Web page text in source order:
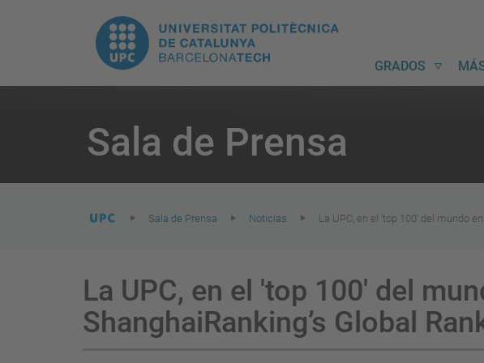
UPC.
Universitat
Politècnica
de
Catalunya
GRADOS
Sala de Prensa
are
here:
Sala de Prensa Noticias La UPC, en el 'top 100' del mundo
La UPC, en el 'top 100' del
ShanghaiRanking’s Global